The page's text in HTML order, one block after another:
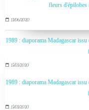
fleurs
13/06/2020
1989 : diaporama Madagascar
15/03/2020
1989 : diaporama Madagascar
15/03/2020